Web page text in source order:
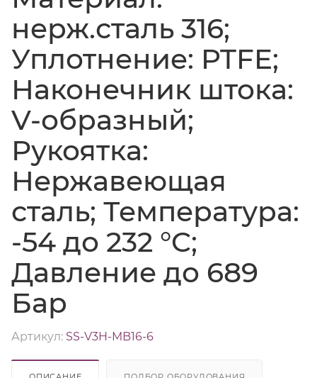
нерж.сталь 316;
Уплотнение: PTFE;
Наконечник штока:
V-образный;
Рукоятка:
Нержавеющая
сталь; Температура:
-54 до 232 °C;
Давление до 689
Бар
Артикул: SS-V3H-MB16-6